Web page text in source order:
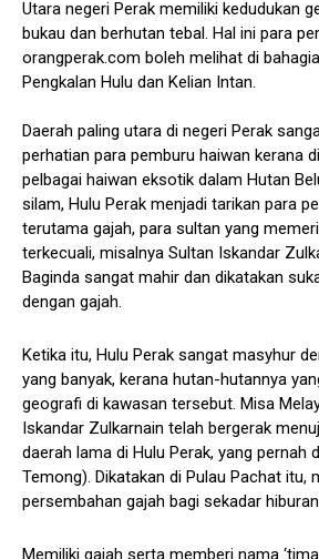
Utara negeri Perak memiliki kedudukan
bukau dan berhutan tebal. Hal ini para
orangperak.com boleh melihat di
Pengkalan Hulu dan Kelian Intan.
Daerah paling utara di negeri Perak
perhatian para pemburu haiwan kerana
pelbagai haiwan eksotik dalam Hutan
silam, Hulu Perak menjadi tarikan para
terutama gajah, para sultan yang
terkecuali, misalnya Sultan Iskandar
Baginda sangat mahir dan dikatakan
dengan gajah.
Ketika itu, Hulu Perak sangat masyhur
yang banyak, kerana hutan-hutannya
geografi di kawasan tersebut. Misa
Iskandar Zulkarnain telah bergerak
daerah lama di Hulu Perak, yang pernah
Temong). Dikatakan di Pulau Pachat itu,
persembahan gajah bagi sekadar
Memiliki gajah serta memberi nama